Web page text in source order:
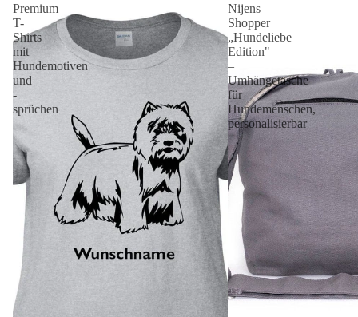
Premium
T-
Shirts
mit
Hundemotiven
und
-
sprüchen
Nijens
Shopper
„Hundeliebe
Edition"
–
Umhängetasche
für
Hundemenschen,
personalisierbar